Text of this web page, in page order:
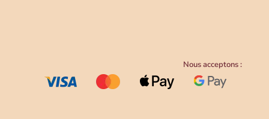
Nous acceptons :